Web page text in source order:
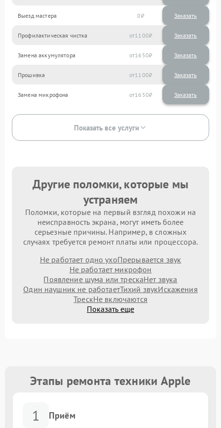
Выезд мастера 0 Заказать
Профилактическая чистка 1100
Замена аккумулятора 1650
Прошивка 1100
Замена микрофона 1650
Показать все услуги
Другие поломки, которые мы
устраняем
Поломки, которые на первый взгляд похожи на
неисправность экрана, могут иметь более
серьезные причины. Например, в сложных
случаях требуется ремонт платы или процессора.
Не работает одно ухоПрерывается звук
Не работает микрофон
Появление шума или трескаНет звука
Один наушник не работаетТихий звукИскажения
ТрескНе включаются
Показать еще
Этапы ремонта техники Apple
1 Приём